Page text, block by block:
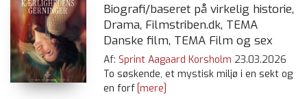
Biografi/baseret på virkelig historie,
Drama, Filmstriben.dk, TEMA
Danske film, TEMA Film og sex
Af: Sprint Aagaard Korsholm 23.03.2026
To søskende, et mystisk miljø i en sekt og
en forf[mere]